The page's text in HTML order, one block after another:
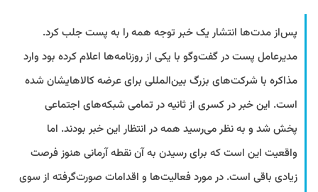
پس‌از مدت‌ها انتشار یک خبر توجه همه را به پست جلب کرد.
مدیرعامل پست در گفت‌وگو با یکی از روزنامه‌ها اعلام کرده بود وارد
مذاکره با شرکت‌های بزرگ بین‌المللی برای عرضه کالاهایشان شده
است. این خبر در کسری از ثانیه در تمامی شبکه‌های اجتماعی
پخش شد و به نظر می‌رسید همه در انتظار این خبر بودند. اما
واقعیت این است که برای رسیدن به آن نقطه آرمانی هنوز فرصت
زیادی باقی است. در مورد فعالیت‌ها و اقدامات صورت‌گرفته از سوی